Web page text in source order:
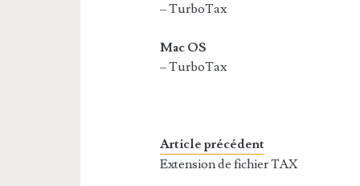
– TurboTax
Mac OS
– TurboTax
Article précédent
Extension de fichier TAX